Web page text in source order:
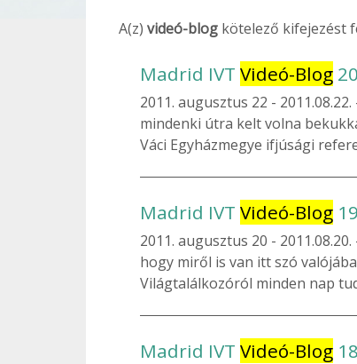
A(z) videó-blog kötelező kifejezést
Madrid IVT Videó-Blog
2011. augusztus 22
mindenki útra kelt volna
Váci Egyházmegye ifjúsági
Madrid IVT Videó-Blog
2011. augusztus 20
hogy miről is van itt szó
Világtalálkozóról minden nap
Madrid IVT Videó-Blog